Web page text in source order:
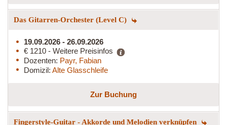
Das Gitarren-Orchester (Level C)
19.09.2026 - 26.09.2026
€ 1210 - Weitere Preisinfos
Dozenten: Payr, Fabian
Domizil: Alte Glasschleife
Zur Buchung
Fingerstyle-Guitar - Akkorde und Melodien verknüpfen